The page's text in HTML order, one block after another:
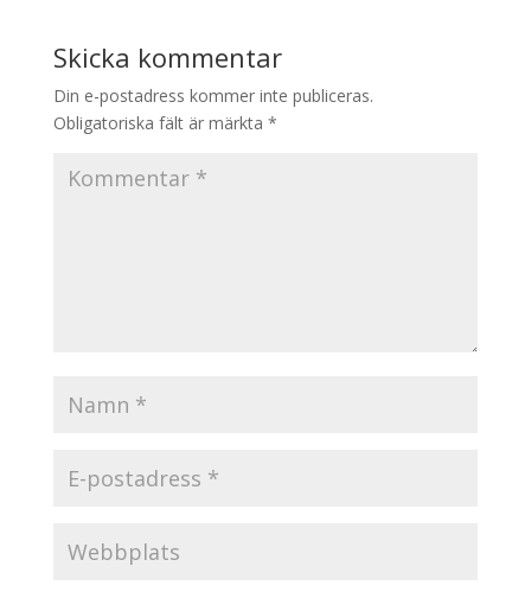
Skicka kommentar
Din e-postadress kommer inte publiceras.
Obligatoriska fält är märkta *